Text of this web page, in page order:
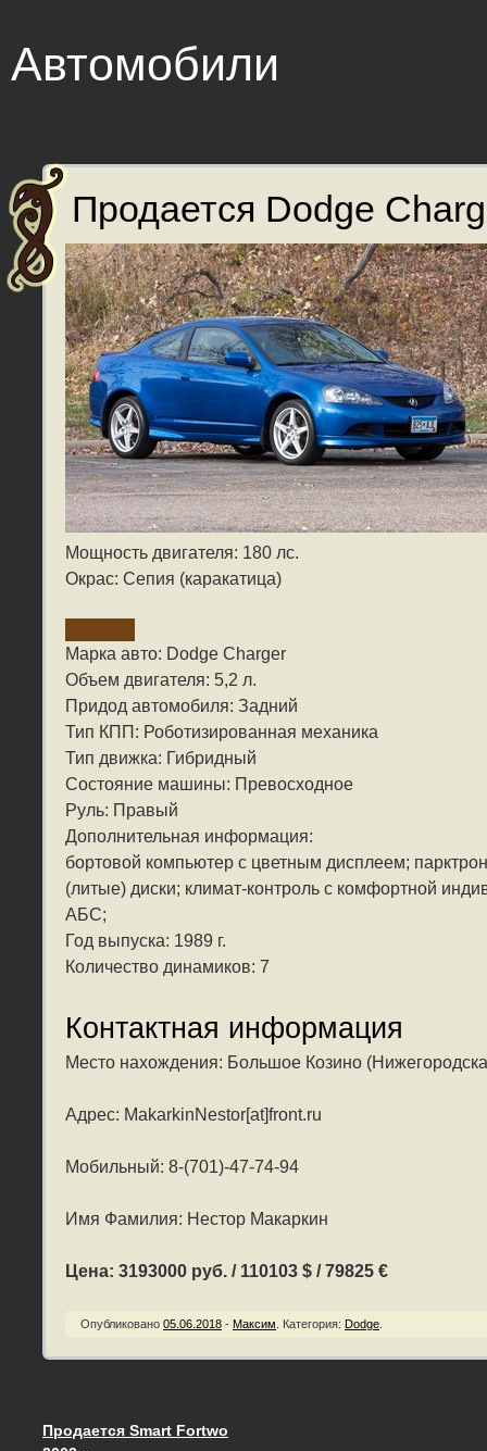
Автомобили
Продается Dodge
Мощность двигателя: 180 лс.
Окрас: Сепия (каракатица)
Марка авто: Dodge Charger
Объем двигателя: 5,2 л.
Придод автомобиля: Задний
Тип КПП: Роботизированная механика
Тип движка: Гибридный
Состояние машины: Превосходное
Руль: Правый
Дополнительная информация:
бортовой компьютер с цветным дисплеем;
(литые) диски; климат-контроль с комфортной
АБС;
Год выпуска: 1989 г.
Количество динамиков: 7
Контактная информация
Место нахождения: Большое Козино
Адрес: MakarkinNestor[at]front.ru
Мобильный: 8-(701)-47-74-94
Имя Фамилия: Нестор Макаркин
Цена: 3193000 руб. / 110103 $ / 79825 €
Опубликовано 05.06.2018 - Максим Категория: Dodge
Запись навигация
Продается Smart Fortwo